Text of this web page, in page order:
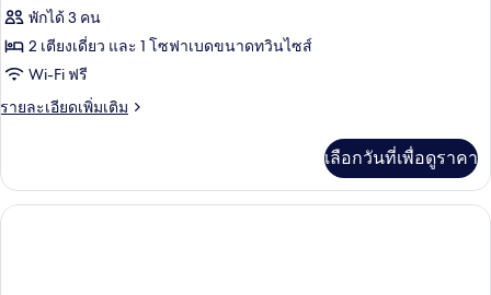
ส่วน
น,
ระเบียง,
เห็น
วิว
มหาสมุทร
ของ
ห้อง
ทริปเปิล,
วิว
(2
Adults
+
พักได้ 3 คน
2 เตียงเดี่ยว และ 1 โซฟาเบดขนาดทวินไซส์
Wi-Fi ฟรี
รายละเอียดเพิ่มเติม
ราย
เกี่ยว
กับ
ห้อง
เลือกวันที่เพื่อดูราคา